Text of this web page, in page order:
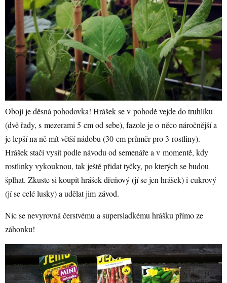
Obojí je děsná pohodovka! Hrášek se v pohodě vejde do truhlíku
(dvě řady, s mezerami 5 cm od sebe), fazole je o něco náročnější a
je lepší na ně mít větší nádobu (30 cm průměr pro 3 rostliny).
Hrášek stačí vysít podle návodu od semenáře a v momentě, kdy
rostlinky vykouknou, tak ještě přidat tyčky, po kterých se budou
šplhat. Zkuste si koupit hrášek dřeňový (jí se jen hrášek) i cukrový
(jí se celé lusky) a udělat jim závod.
Nic se nevyrovná čerstvému a supersladkému hrášku přímo ze
záhonku!